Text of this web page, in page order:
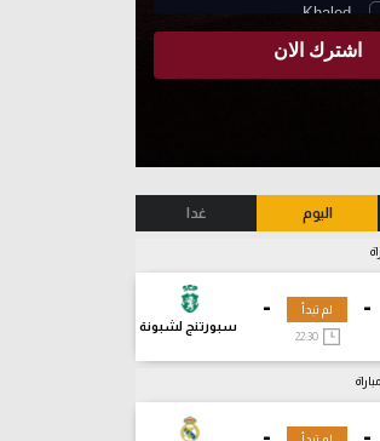
اليوم غدا
-
-
سبورتنج لشبونة
لم تبدأ
22:30